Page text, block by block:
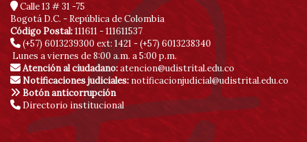
Calle 13 # 31 -75
Bogotá D.C. - República de Colombia
Código Postal:111611 - 111611537
(+57) 6013239300 ext: 1421 - (+57) 6013238340
Lunes a viernes de 8:00 a.m. a 5:00 p.m.
Atención al ciudadano:atencion@udistrital.edu.co
Notificaciones judiciales: notificacionjudicial@udistrital.edu.co
Botón anticorrupción
Directorio institucional